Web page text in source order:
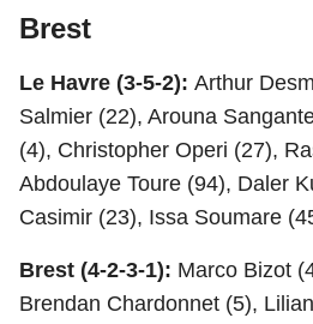
Brest
Le Havre (3-5-2): Arthur
Salmier (22), Arouna
(4), Christopher Operi (27),
Abdoulaye Toure (94), Daler
Casimir (23), Issa Soumare
Brest (4-2-3-1): Marco Bizot
Brendan Chardonnet (5),